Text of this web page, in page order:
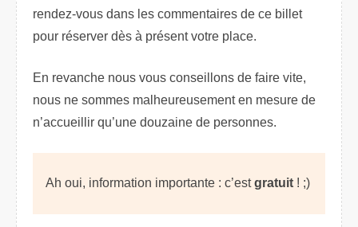
rendez-vous dans les commentaires de ce billet
pour réserver dès à présent votre place.
En revanche nous vous conseillons de faire vite,
nous ne sommes malheureusement en mesure de
n’accueillir qu’une douzaine de personnes.
Ah oui, information importante : c’estgratuit ! ;)